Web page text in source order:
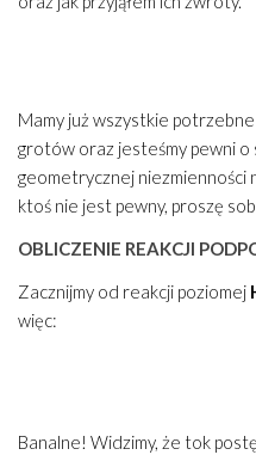
Mamy już wszystkie
grotów oraz jesteśmy pewni o
geometrycznej niezmienności
ktoś nie jest pewny, proszę
OBLICZENIE REAKCJI
Zacznijmy od reakcji poziomej
więc:
Banalne! Widzimy, że tok